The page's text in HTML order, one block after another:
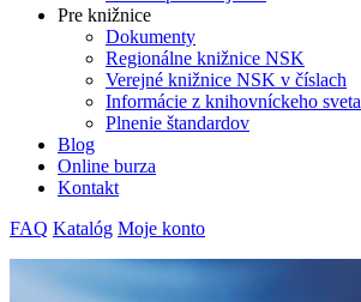
Pre knižnice
Dokumenty
Regionálne knižnice NSK
Verejné knižnice NSK v číslach
Informácie z knihovníckeho sveta
Plnenie štandardov
Blog
Online burza
Kontakt
FAQ Katalóg Moje konto